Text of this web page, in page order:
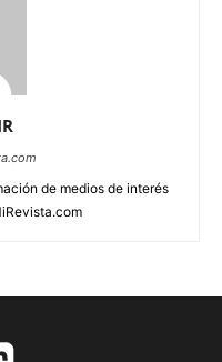
de medios de interés